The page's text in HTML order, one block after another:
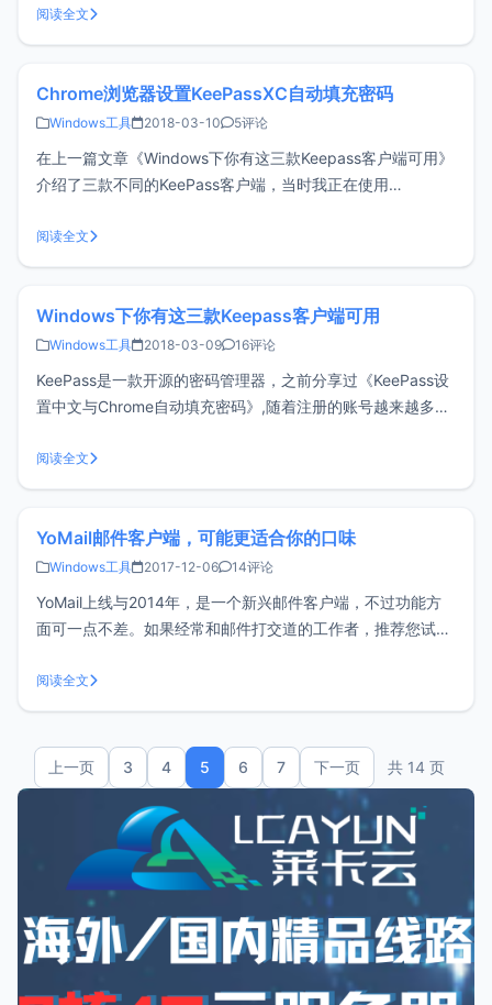
字，希望ClipboardFusion能帮上大忙。ClipboardFusion主要
功能 管理多个剪贴板历史 清
阅读全文
Chrome浏览器设置KeePassXC自动填充密码
Windows工具 2018-03-10 5评论
在上一篇文章《Windows下你有这三款Keepass客户端可用》
介绍了三款不同的KeePass客户端，当时我正在使用
谢 @Kreen 童鞋的提醒，原来KeePassXC官方已经提供了浏
览器扩展KeePassXC-Browse
阅读全文
Windows下你有这三款Keepass客户端可用
Windows工具 2018-03-09 16评论
KeePass是一款开源的密码管理器，之前分享过《KeePass设
置中文与Chrome自动填充密码》,随着注册的账号越来越多，
让你更加得心应手。当然，如果你不喜欢折腾可以试试
Lastpass，如果您正好在使用Keepass，可以看看下面的三款
阅读全文
YoMail邮件客户端，可能更适合你的口味
Windows工具 2017-12-06 14评论
YoMail上线与2014年，是一个新兴邮件客户端，不过功能方
面可一点不差。如果经常和邮件打交道的工作者，推荐您试试
了，不过用了YoMail发现更加顺手，原因如下。支持邮件翻译
用过Gmail的童鞋可能知道，Gmail网页端自带了邮件翻
阅读全文
上一页 3 4 5 6 7 下一页 共 14 页